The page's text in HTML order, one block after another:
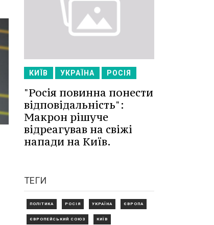
КИЇВ УКРАЇНА РОСІЯ
"Росія повинна понести
відповідальність":
Макрон рішуче
відреагував на свіжі
напади на Київ.
ТЕГИ
ПОЛІТИКА РОСІЯ УКРАЇНА ЄВРОПА
ЄВРОПЕЙСЬКИЙ СОЮЗ КИЇВ